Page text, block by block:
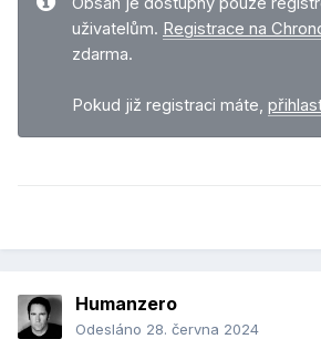
uživatelům. Registrace na
zdarma.
Pokud již registraci máte,
Humanzero
Odesláno 28. června 2024